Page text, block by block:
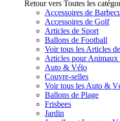
Retour vers Toutes les
Accessoires de
Accessoires de Golf
Articles de Sport
Ballons de Football
Voir tous les Articles
Articles pour Animaux
Auto & Vélo
Couvre-selles
Voir tous les Auto &
Ballons de Plage
Frisbees
Jardin